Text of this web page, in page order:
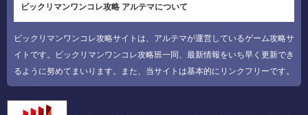
ビックリマンワンコレ攻略 アルテマについて
ビックリマンワンコレ攻略サイトは、アルテマが運営しているゲーム攻略サ
イトです。ビックリマンワンコレ攻略班一同、最新情報をいち早く更新でき
るように努めてまいります。また、当サイトは基本的にリンクフリーです。